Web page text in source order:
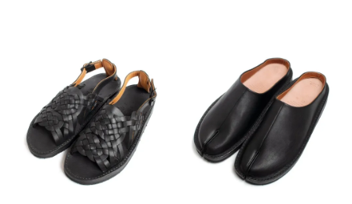
Underwear(下着)
Other(その他)